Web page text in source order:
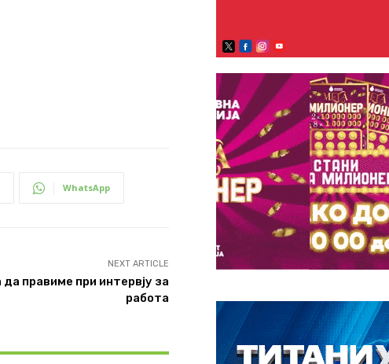
WhatsApp
NEXT ARTICLE
правиме при интервју за
работа